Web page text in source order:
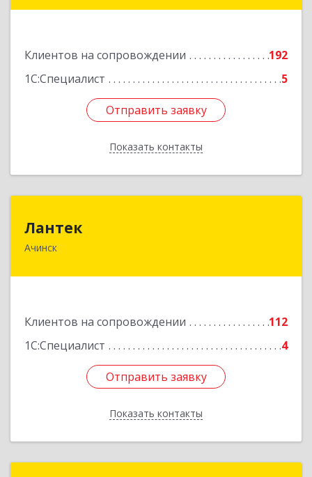
Клиентов на сопровождении
192
1С:Специалист
5
Отправить заявку
Показать контакты
Отправить заявку
Назад
Лантек
Ачинск
Клиентов на сопровождении
112
1С:Специалист
4
Отправить заявку
Показать контакты
Отправить заявку
Назад